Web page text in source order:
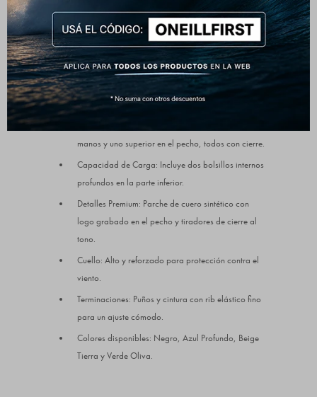
caracteriza a O'Neill, ideal para los fines de semana al
aire libre o para las mañanas frías en la ciudad.
Detalles que marcan la diferencia:
Composición: 100% Poliéster (Tejido
Sherpa/Corderito de alta densidad).
manos y uno superior en el pecho, todos con cierre.
Capacidad de Carga: Incluye dos bolsillos internos
profundos en la parte inferior.
Detalles Premium: Parche de cuero sintético con
logo grabado en el pecho y tiradores de cierre al
tono.
Cuello: Alto y reforzado para protección contra el
viento.
Terminaciones: Puños y cintura con rib elástico fino
para un ajuste cómodo.
Colores disponibles: Negro, Azul Profundo, Beige
Tierra y Verde Oliva.